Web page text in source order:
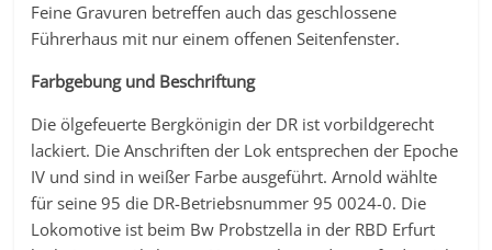
Feine Gravuren betreffen auch das geschlossene
Führerhaus mit nur einem offenen Seitenfenster.
Farbgebung und Beschriftung
Die ölgefeuerte Bergkönigin der DR ist vorbildgerecht
lackiert. Die Anschriften der Lok entsprechen der Epoche
IV und sind in weißer Farbe ausgeführt. Arnold wählte
für seine 95 die DR-Betriebsnummer 95 0024-0. Die
Lokomotive ist beim Bw Probstzella in der RBD Erfurt